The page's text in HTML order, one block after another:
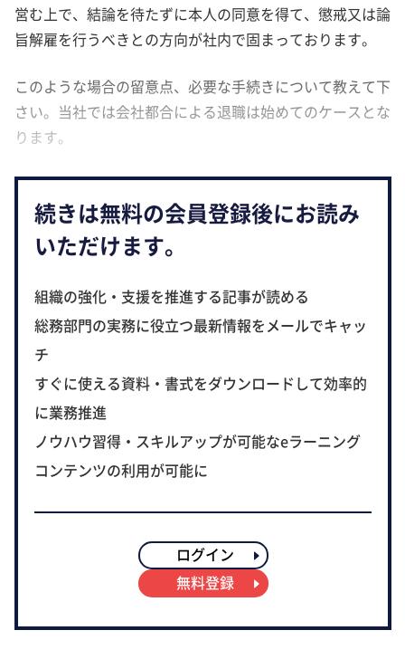
営む上で、結論を待たずに本人の同意を得て、懲戒又は論
旨解雇を行うべきとの方向が社内で固まっております。
このような場合の留意点、必要な手続きについて教えて下
さい。当社では会社都合による退職は始めてのケースとな
ります。
続きは無料の会員登録後にお読み
いただけます。
組織の強化・支援を推進する記事が読める
総務部門の実務に役立つ最新情報をメールでキャッ
チ
すぐに使える資料・書式をダウンロードして効率的
に業務推進
ノウハウ習得・スキルアップが可能なeラーニング
コンテンツの利用が可能に
ログイン
無料登録